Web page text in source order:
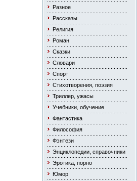
Разное
Рассказы
Религия
Роман
Сказки
Словари
Спорт
Стихотворения, поэзия
Триллер, ужасы
Учебники, обучение
Фантастика
Философия
Фэнтези
Энциклопедии, справочники
Эротика, порно
Юмор